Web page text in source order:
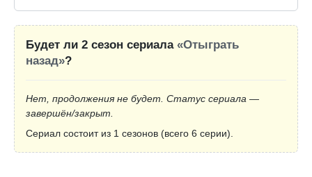
Будет ли 2 сезон сериала «Отыграть
назад»?
Нет, продолжения не будет. Статус сериала —
завершён/закрыт.
Сериал состоит из 1 сезонов (всего 6 серии).